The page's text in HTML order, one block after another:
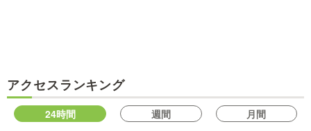
アクセスランキング
24時間 週間 月間